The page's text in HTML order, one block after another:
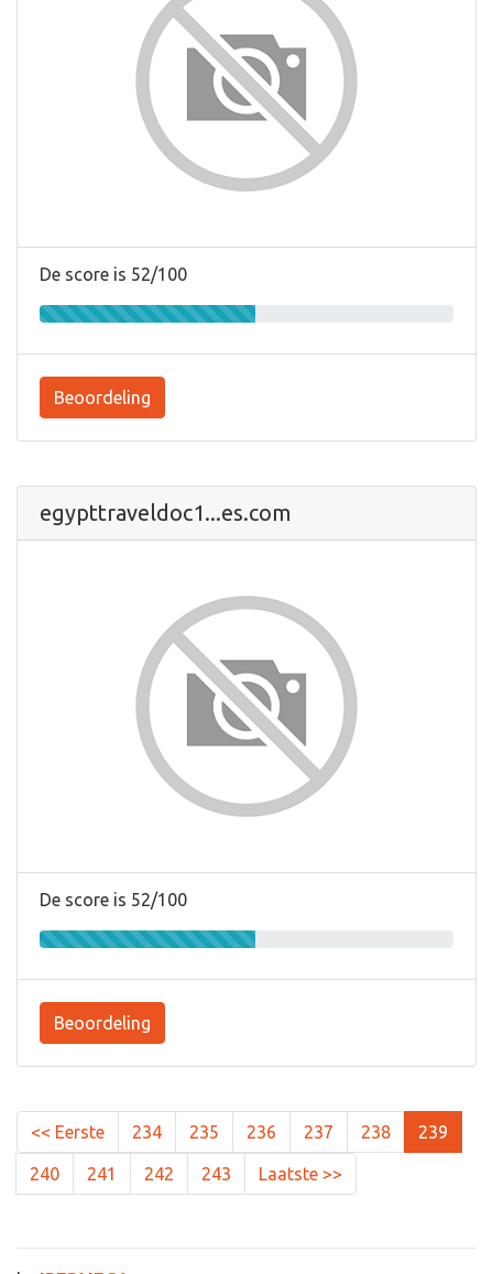
De score is 52/100
Beoordeling
egypttraveldoc1...es.com
De score is 52/100
Beoordeling
<< Eerste 234 235 236 237 238 239
240 241 242 243 Laatste >>